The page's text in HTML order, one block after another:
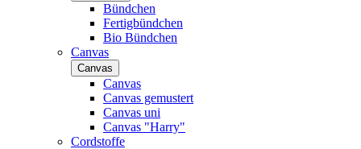
Bündchen
Fertigbündchen
Bio Bündchen
Canvas
Canvas
Canvas
Canvas gemustert
Canvas uni
Canvas "Harry"
Cordstoffe